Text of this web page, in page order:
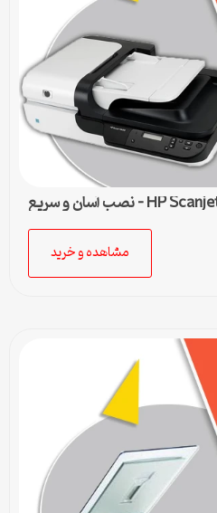
دانلود درایور اسکنر HP Scanjet N6310 – نصب آسان و سریع
مشاهده و خرید